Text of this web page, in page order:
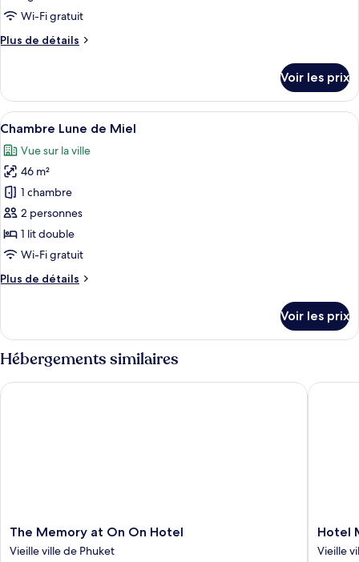
pour
ce
chambre :
Standard
Queen
Room
Wi-Fi gratuit
Plus de détails
Plus
le
type
de
Standard
Queen
Room
Voir les prix
Afficher
toutes
les
photos
pour
ce
type
de
chambre :
Chambre
Miel
Une chambre d’hôtel moderne
11
Chambre Lune de Miel
Vue sur la ville
46 m²
1 chambre
2 personnes
1 lit double
Wi-Fi gratuit
Plus de détails
Plus
le
type
de
chambre
Chambre
Voir les prix
Hébergements similaires
The
Memory
at
The Memory at On On Hotel
Vieille ville de Phuket
The Memory at On On Hotel
Hotel
Ratsada
Hotel
Vieille
Hotel